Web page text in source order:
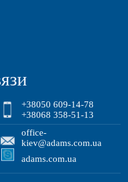
+38050 609-14-78
+38068 358-51-13
office-
kiev@adams.com.ua
adams.com.ua